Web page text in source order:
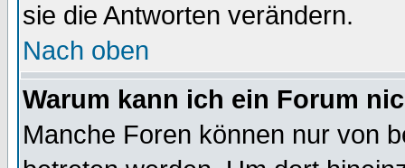
sie die Antworten verändern.
Nach oben
Warum kann ich ein Forum
Manche Foren können nur von